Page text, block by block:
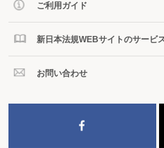
ご利用ガイド
新日本法規WEBサイトのサービ
お問い合わせ